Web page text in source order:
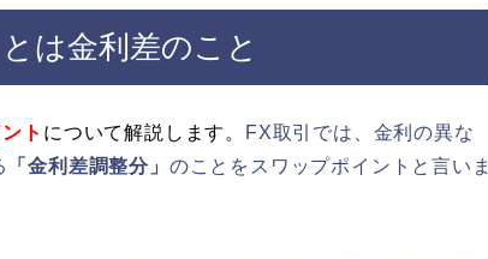
は金利差のこと
ト について解説します。
FX取引では、金利の異な
「金利差調整分」 のことをスワップポイントと言いま